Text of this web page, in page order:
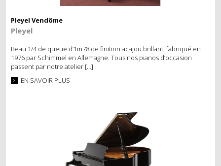
Pleyel Vendôme
Pleyel
Beau 1/4 de queue d’1m78 de finition acajou brillant, fabriqué en
1976 par Schimmel en Allemagne. Tous nos pianos d’occasion
passent par notre atelier […]
EN SAVOIR PLUS